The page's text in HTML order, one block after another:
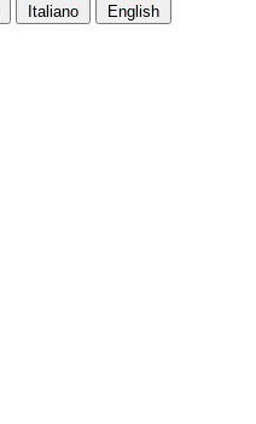
Italiano English